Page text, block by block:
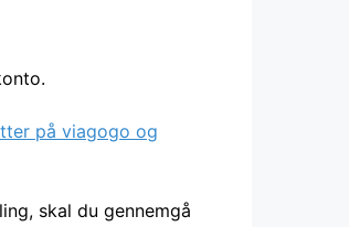
på viagogo og
skal du gennemgå